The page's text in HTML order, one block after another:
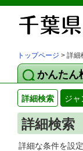
トップページ > 詳細
かんたん
詳細検索 ジャ
詳細検索
詳細な条件を設